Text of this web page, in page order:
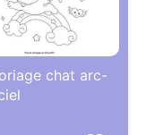
chat arc-